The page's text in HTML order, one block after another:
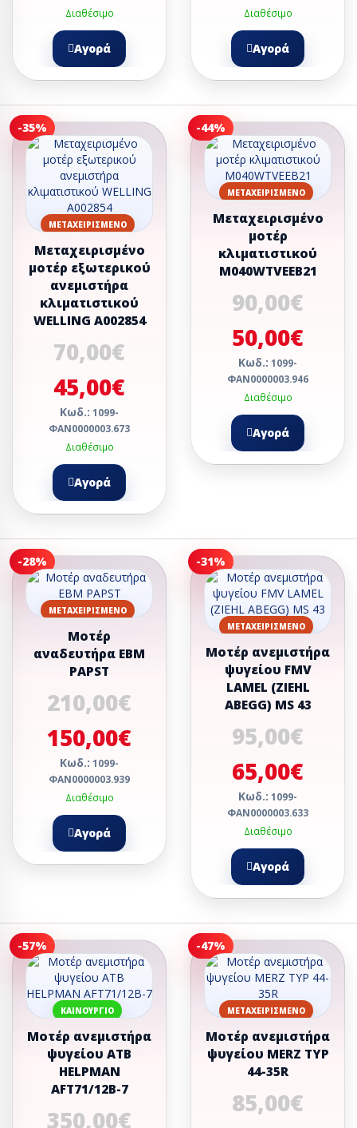
Διαθέσιμο
Αγορά
Διαθέσιμο
Αγορά
-35%
ΜΕΤΑΧΕΙΡΙΣΜΈΝΟ
Μεταχειρισμένο
μοτέρ εξωτερικού
ανεμιστήρα
κλιματιστικού
WELLING A002854
70,00€
45,00€
Κωδ.: 1099-
ΦΑΝ0000003.673
Διαθέσιμο
Αγορά
-44%
ΜΕΤΑΧΕΙΡΙΣΜΈΝΟ
Μεταχειρισμένο
μοτέρ
κλιματιστικού
M040WTVEEB21
90,00€
50,00€
Κωδ.: 1099-
ΦΑΝ0000003.946
Διαθέσιμο
Αγορά
-28%
ΜΕΤΑΧΕΙΡΙΣΜΈΝΟ
Μοτέρ
αναδευτήρα EBM
PAPST
210,00€
150,00€
Κωδ.: 1099-
ΦΑΝ0000003.939
Διαθέσιμο
Αγορά
-31%
ΜΕΤΑΧΕΙΡΙΣΜΈΝΟ
Μοτέρ ανεμιστήρα
ψυγείου FMV
LAMEL (ZIEHL
ABEGG) MS 43
95,00€
65,00€
Κωδ.: 1099-
ΦΑΝ0000003.633
Διαθέσιμο
Αγορά
-57%
ΚΑΙΝΟΎΡΓΙΟ
Μοτέρ ανεμιστήρα
ψυγείου ΑΤΒ
HELPMAN
AFT71/12B-7
350,00€
-47%
ΜΕΤΑΧΕΙΡΙΣΜΈΝΟ
Μοτέρ ανεμιστήρα
ψυγείου MERZ TYP
44-35R
85,00€